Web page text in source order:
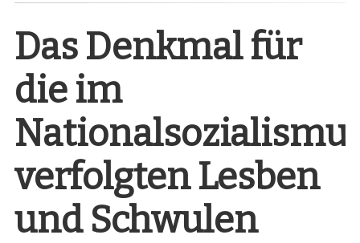
Das Denkmal für
die im
verfolgten Lesben
und Schwulen